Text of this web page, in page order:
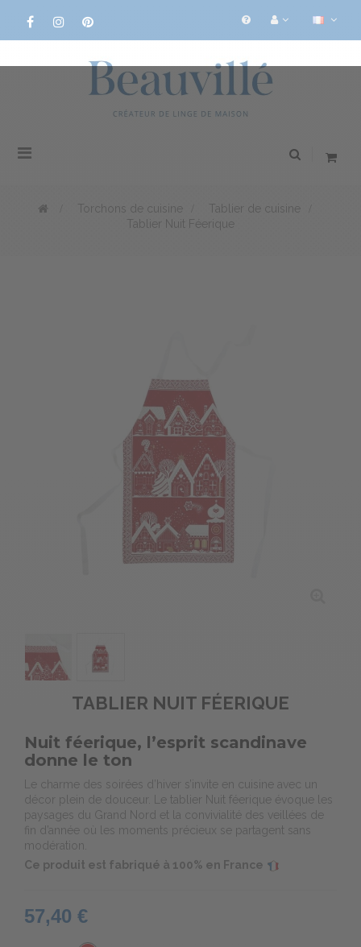
Basculer
Torchons de cuisine Tablier de cuisine
Tablier Nuit Féerique
TABLIER NUIT FÉERIQUE
Nuit féerique, l’esprit scandinave
donne le ton
Le charme des soirées d’hiver s’invite en cuisine avec un
décor plein de douceur. Le tablier Nuit féerique évoque les
paysages du Grand Nord et la convivialité des veillées de
fin d’année où les moments précieux se partagent sans
modération.
Ce produit est fabriqué à 100% en France
57,40 €